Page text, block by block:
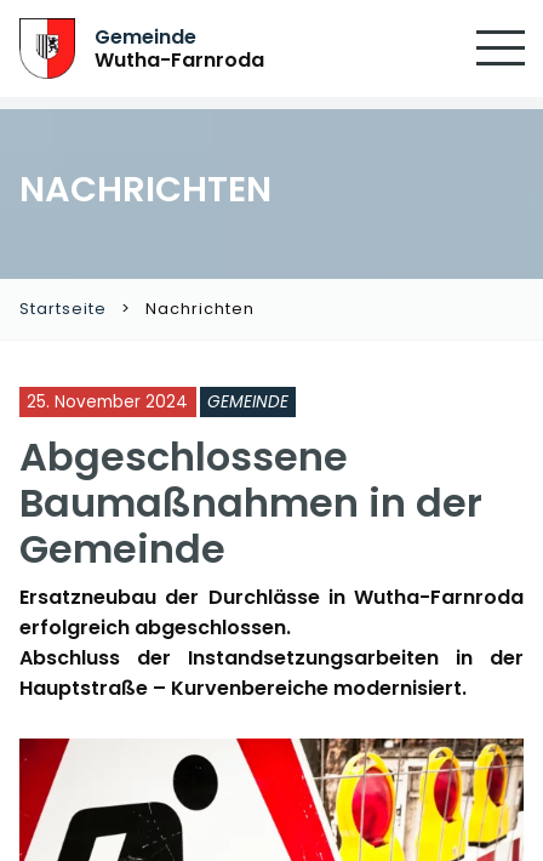
Gemeinde
Wutha-Farnroda
NACHRICHTEN
Startseite Nachrichten
25. November 2024 GEMEINDE
Abgeschlossene
Baumaßnahmen in der
Gemeinde
Ersatzneubau der Durchlässe in Wutha-Farnroda
erfolgreich abgeschlossen.
Abschluss der Instandsetzungsarbeiten in der
Hauptstraße – Kurvenbereiche modernisiert.